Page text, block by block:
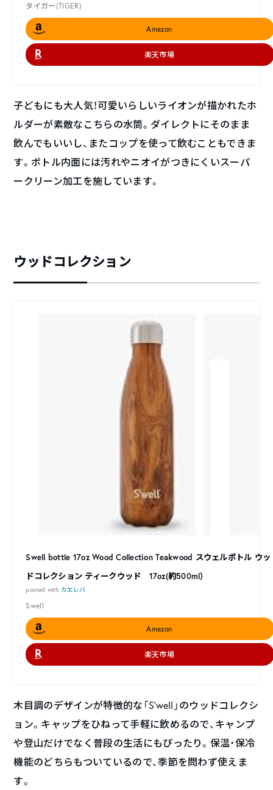
タイガー(TIGER)
Amazon
楽天市場
子どもにも大人気！可愛いらしいライオンが描かれたホ
ルダーが素敵なこちらの水筒。ダイレクトにそのまま
飲んでもいいし、またコップを使って飲むこともできま
す。ボトル内面には汚れやニオイがつきにくいスーパ
ークリーン加工を施しています。
ウッドコレクション
Swell bottle 17oz Wood Collection Teakwood スウェルボトル ウッ
ドコレクション ティークウッド 17oz(約500ml）
posted with カエレバ
Swell
Amazon
楽天市場
木目調のデザインが特徴的な「S’well」のウッドコレクシ
ョン。キャップをひねって手軽に飲めるので、キャンプ
や登山だけでなく普段の生活にもぴったり。保温・保冷
機能のどちらもついているので、季節を問わず使えま
す。